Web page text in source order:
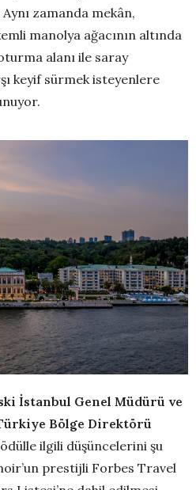
zamanda mekân,
manolya ağacının altında
alanı ile saray
keyif sürmek isteyenlere
İstanbul Genel Müdürü ve
Bölge Direktörü
ilgili düşüncelerini şu
prestijli Forbes Travel